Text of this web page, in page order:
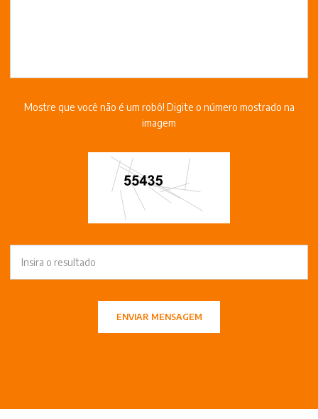
Mostre que você não é um robô! Digite o número mostrado na
imagem
ENVIAR MENSAGEM